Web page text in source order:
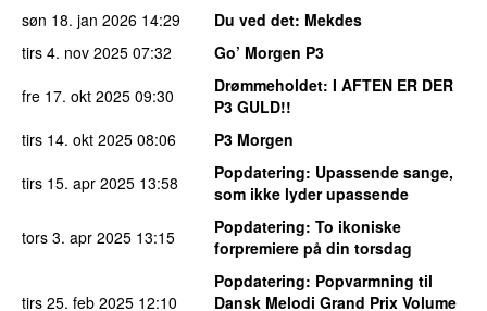
søn 18. jan 2026 14:29 Du ved det: Mekdes
tirs 4. nov 2025 07:32
Go’ Morgen P3
fre 17. okt 2025 09:30 Drømmeholdet: I AFTEN ER DER
P3 GULD!!
tirs 14. okt 2025 08:06
P3 Morgen
tirs 15. apr 2025 13:58 Popdatering: Upassende sange,
som ikke lyder upassende
tors 3. apr 2025 13:15 Popdatering: To ikoniske
forpremiere på din torsdag
tirs 25. feb 2025 12:10
Popdatering: Popvarmning til
Dansk Melodi Grand Prix Volume